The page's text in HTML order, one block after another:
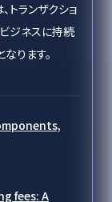
トランザクショ
ジネスに持続
ります。
fees: A